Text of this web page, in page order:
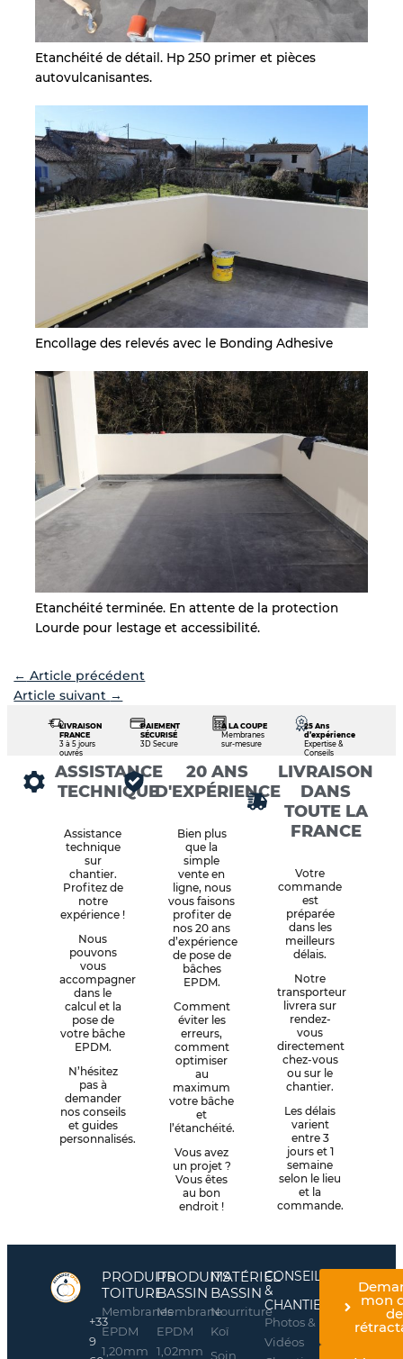
Etanchéité de détail. Hp 250 primer et pièces
autovulcanisantes.
Encollage des relevés avec le Bonding Adhesive
Etanchéité terminée. En attente de la protection
Lourde pour lestage et accessibilité.
← Article précédent
Article suivant →
LIVRAISON
FRANCE
3 à 5 jours
ouvrés
PAIEMENT
SÉCURISÉ
3D Secure
À LA COUPE
Membranes
sur-mesure
25 Ans
d’expérience
Expertise &
Conseils
ASSISTANCE
TECHNIQUE
Assistance
technique
sur
chantier.
Profitez de
notre
expérience !
Nous
pouvons
vous
accompagner
dans le
calcul et la
pose de
votre bâche
EPDM.
N’hésitez
pas à
demander
nos conseils
et guides
personnalisés.
20 ANS
D'EXPÉRIENCE
Bien plus
que la
simple
vente en
ligne, nous
vous faisons
profiter de
nos 20 ans
d’expérience
de pose de
bâches
EPDM.
Comment
éviter les
erreurs,
comment
optimiser
au
maximum
votre bâche
et
l’étanchéité.
Vous avez
un projet ?
Vous êtes
au bon
endroit !
LIVRAISON
DANS
TOUTE LA
FRANCE
Votre
commande
est
préparée
dans les
meilleurs
délais.
Notre
transporteur
livrera sur
rendez-
vous
directement
chez-vous
ou sur le
chantier.
Les délais
varient
entre 3
jours et 1
semaine
selon le lieu
et la
commande.
+33
9
PRODUITS
TOITURE
Membranes
EPDM
1,20mm
PRODUITS
BASSIN
Membrane
EPDM
1,02mm
MATÉRIEL
BASSIN
Nourriture
Koï
Soin
CONSEILS
&
CHANTIERS
Photos &
Vidéos
mon
de